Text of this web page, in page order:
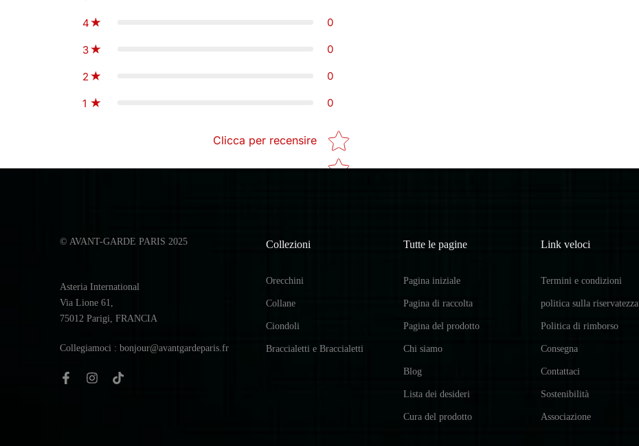
4 0
3 0
2 0
1 0
Clicca per recensire Star rating
© AVANT-GARDE PARIS 2025
Asteria International
Via Lione 61,
75012 Parigi, FRANCIA
Collegiamoci : bonjour@avantgardeparis.fr
Collezioni
Orecchini
Collane
Ciondoli
Braccialetti e Braccialetti
Tutte le pagine
Pagina iniziale
Pagina di raccolta
Pagina del prodotto
Chi siamo
Blog
Lista dei desideri
Cura del prodotto
Link veloci
Termini e condizioni
politica sulla riservatezza
Politica di rimborso
Consegna
Contattaci
Sostenibilità
Associazione